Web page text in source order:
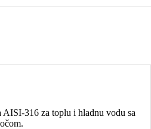
AISI-316 za toplu i hladnu vodu sa